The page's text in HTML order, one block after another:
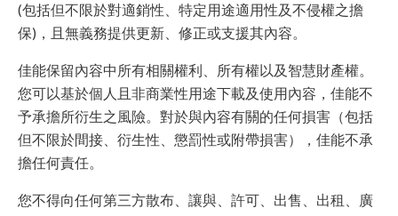
(包括但不限於對適銷性、特定用途適用性及不侵權之擔
保)，且無義務提供更新、修正或支援其內容。
佳能保留內容中所有相關權利、所有權以及智慧財產權。
您可以基於個人且非商業性用途下載及使用內容，佳能不
予承擔所衍生之風險。對於與內容有關的任何損害（包括
但不限於間接、衍生性、懲罰性或附帶損害），佳能不承
擔任何責任。
您不得向任何第三方散布、讓與、許可、出售、出租、廣